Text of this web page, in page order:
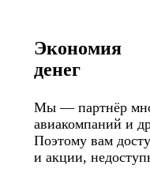
Экономия
денег
Мы — партнёр
авиакомпаний и
Поэтому вам
и акции,